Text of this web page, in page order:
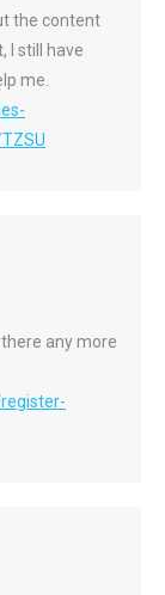
the content
I still have
me.
any more